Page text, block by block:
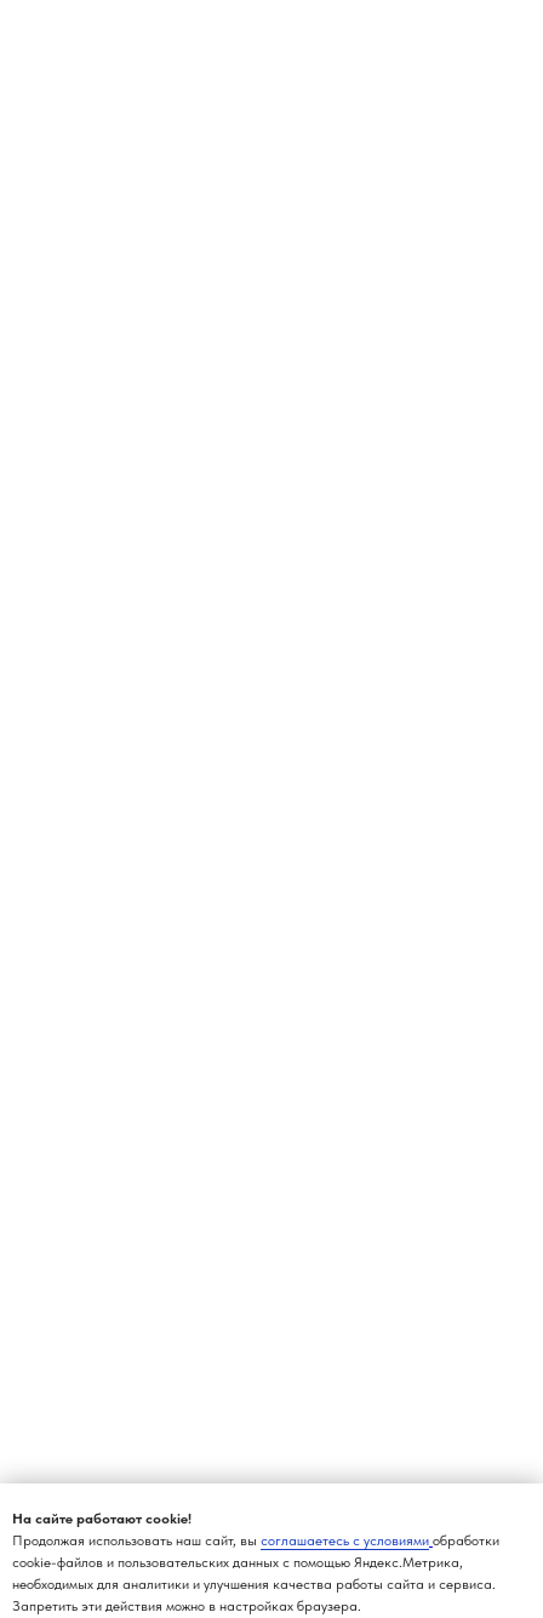
На сайте работают cookie!
Продолжая использовать наш сайт, вы соглашаетесь с условиями обработки
cookie-файлов и пользовательских данных с помощью Яндекс.Метрика,
необходимых для аналитики и улучшения качества работы сайта и сервиса.
Запретить эти действия можно в настройках браузера.